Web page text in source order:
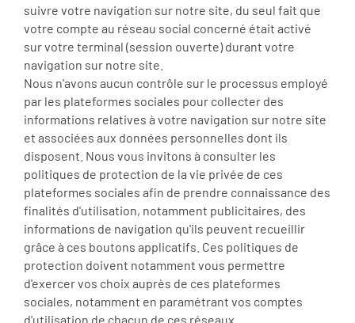
suivre votre navigation sur notre site, du seul fait que
votre compte au réseau social concerné était activé
sur votre terminal (session ouverte) durant votre
navigation sur notre site.
Nous n'avons aucun contrôle sur le processus employé
par les plateformes sociales pour collecter des
informations relatives à votre navigation sur notre site
et associées aux données personnelles dont ils
disposent. Nous vous invitons à consulter les
politiques de protection de la vie privée de ces
plateformes sociales afin de prendre connaissance des
finalités d'utilisation, notamment publicitaires, des
informations de navigation qu'ils peuvent recueillir
grâce à ces boutons applicatifs. Ces politiques de
protection doivent notamment vous permettre
d'exercer vos choix auprès de ces plateformes
sociales, notamment en paramétrant vos comptes
d'utilisation de chacun de ces réseaux.